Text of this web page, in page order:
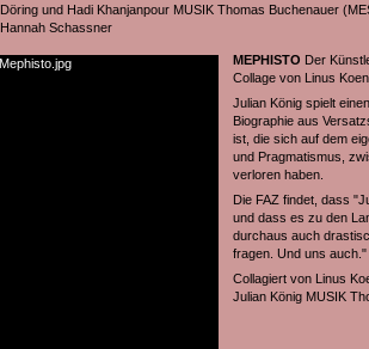
Döring und Hadi Khanjanpour MUSIK Thomas Buchenauer
Hannah Schassner
MEPHISTO Der
Collage von Linus
Julian König spielt
Biographie aus
ist, die sich auf dem
und Pragmatismus,
verloren haben.
Die FAZ findet, dass
und dass es zu den
durchaus auch
fragen. Und uns auch."
Collagiert von Linus
Julian König MUSIK